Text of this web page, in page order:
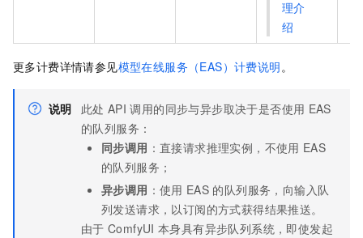
理介
绍
更多计费详情请参见模型在线服务（EAS）计费说明 。
说明 此处 API 调用的同步与异步取决于是否使用 EAS
的队列服务：
同步调用 ：直接请求推理实例，不使用 EAS
的队列服务；
异步调用 ：使用 EAS 的队列服务，向输入队
列发送请求，以订阅的方式获得结果推送。
由于 ComfyUI 本身具有异步队列系统，即使发起